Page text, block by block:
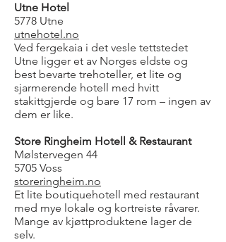
Utne Hotel
5778 Utne
utnehotel.no
Ved fergekaia i det vesle tettstedet
Utne ligger et av Norges eldste og
best bevarte trehoteller, et lite og
sjarmerende hotell med hvitt
stakittgjerde og bare 17 rom – ingen av
dem er like.
Store Ringheim Hotell & Restaurant
Mølstervegen 44
5705 Voss
storeringheim.no
Et lite boutiquehotell med restaurant
med mye lokale og kortreiste råvarer.
Mange av kjøttproduktene lager de
selv.